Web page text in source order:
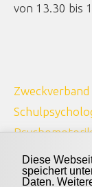
Diese
speichert
Daten.
von 13.30 bis
Zweckverband